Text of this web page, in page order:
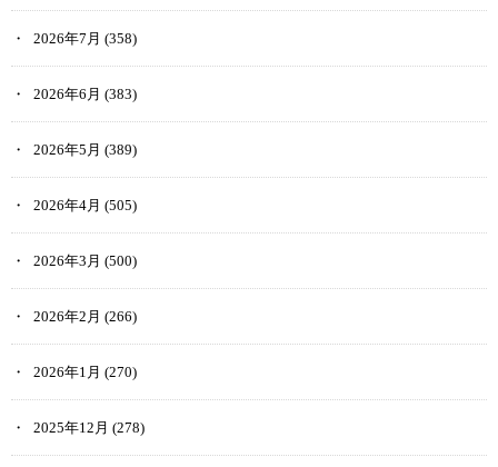
2026年7月 (358)
2026年6月 (383)
2026年5月 (389)
2026年4月 (505)
2026年3月 (500)
2026年2月 (266)
2026年1月 (270)
2025年12月 (278)